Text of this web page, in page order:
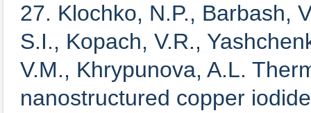
27. Klochko, N.P., Barbash,
S.I., Kopach, V.R.,
V.M., Khrypunova, A.L.
nanostructured copper